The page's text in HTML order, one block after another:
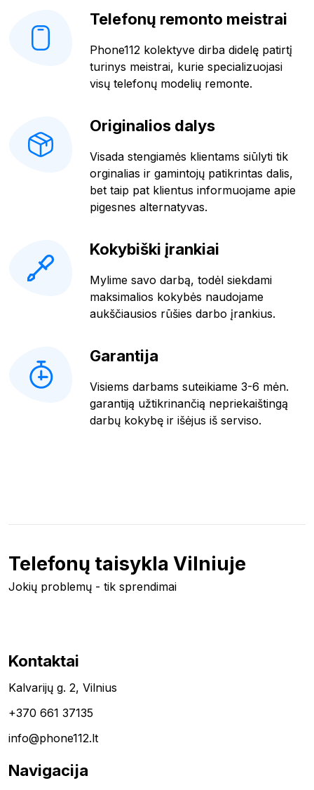
Telefonų remonto meistrai
Phone112 kolektyve dirba didelę patirtį
turinys meistrai, kurie specializuojasi
visų telefonų modelių remonte.
Originalios dalys
Visada stengiamės klientams siūlyti tik
orginalias ir gamintojų patikrintas dalis,
bet taip pat klientus informuojame apie
pigesnes alternatyvas.
Kokybiški įrankiai
Mylime savo darbą, todėl siekdami
maksimalios kokybės naudojame
aukščiausios rūšies darbo įrankius.
Garantija
Visiems darbams suteikiame 3-6 mėn.
garantiją užtikrinančią nepriekaištingą
darbų kokybę ir išėjus iš serviso.
Telefonų taisykla Vilniuje
Jokių problemų - tik sprendimai
Kontaktai
Kalvarijų g. 2, Vilnius
+370 661 37135
info@phone112.lt
Navigacija